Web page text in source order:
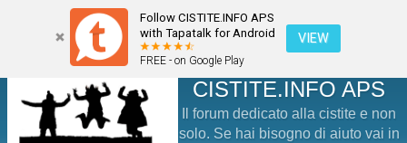
Follow CISTITE.INFO APS
with Tapatalk for Android
FREE - on Google Play
VIEW
CISTITE.INFO APS
Il forum dedicato alla cistite e non
solo. Se hai bisogno di aiuto vai in